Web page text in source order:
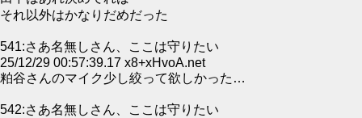
それ以外はかなりだめだった
541:さあ名無しさん、ここは守りたい
25/12/29 00:57:39.17 x8+xHvoA.net
粕谷さんのマイク少し絞って欲しかった…
542:さあ名無しさん、ここは守りたい